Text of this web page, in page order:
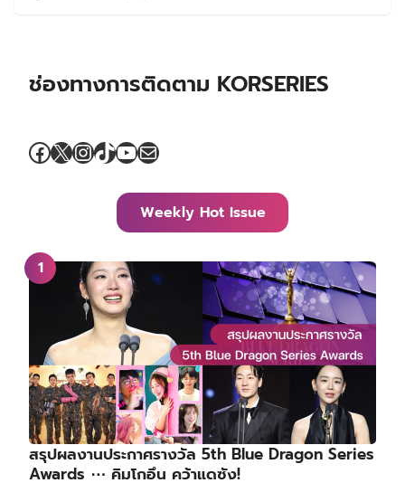
ช่องทางการติดตาม KORSERIES
Facebook
X Instagram
TikTok
YouTube
Mail
Weekly Hot Issue
สรุปผลงานประกาศรางวัล 5th Blue Dragon Series
Awards ⋯ คิมโกอึน คว้าแดซัง!